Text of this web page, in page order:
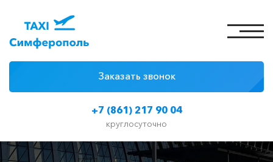
+7 (861) 217 90 04
круглосуточно
Заказать звонок
Цены на такси
Классы автомобилей